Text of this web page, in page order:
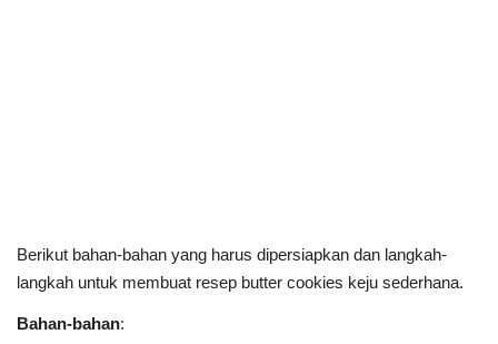
Berikut bahan-bahan yang harus dipersiapkan dan langkah-
langkah untuk membuat resep butter cookies keju sederhana.
Bahan-bahan: